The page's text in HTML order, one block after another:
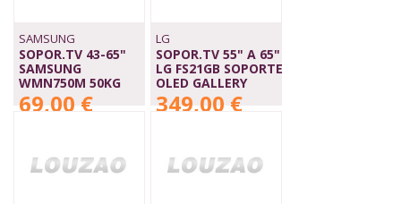
SAMSUNG
SOPOR.TV 43-65"
SAMSUNG
WMN750M 50KG
69,00 €
LG
SOPOR.TV 55" A 65"
LG FS21GB SOPORTE
OLED GALLERY
349,00 €